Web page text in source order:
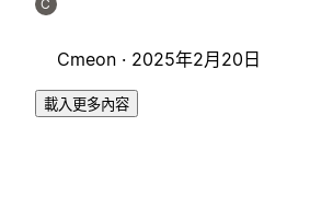
C
Cmeon · 2025年2月20日
載入更多內容